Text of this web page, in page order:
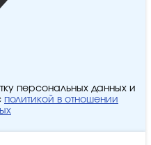
персональных данных и
политикой в отношении